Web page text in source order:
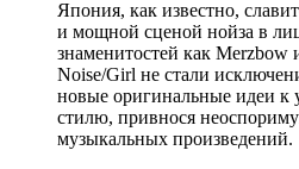
Япония, как известно,
и мощной сценой нойза в
знаменитостей как Меrzbow
Noise/Girl не стали
новые оригинальные идеи
стилю, привнося
музыкальных произведений.